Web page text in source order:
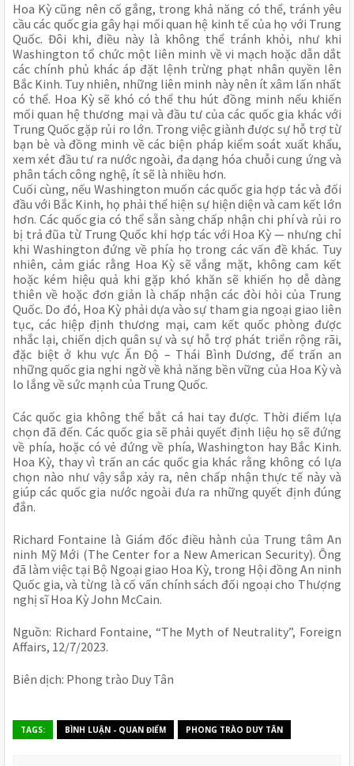
Hoa Kỳ cũng nên cố gắng, trong khả năng có thể, tránh yêu
cầu các quốc gia gây hại mối quan hệ kinh tế của họ với Trung
Quốc. Đôi khi, điều này là không thể tránh khỏi, như khi
Washington tổ chức một liên minh về vi mạch hoặc dẫn dắt
các chính phủ khác áp đặt lệnh trừng phạt nhân quyền lên
Bắc Kinh. Tuy nhiên, những liên minh này nên ít xâm lấn nhất
có thể. Hoa Kỳ sẽ khó có thể thu hút đồng minh nếu khiến
mối quan hệ thương mại và đầu tư của các quốc gia khác với
Trung Quốc gặp rủi ro lớn. Trong việc giành được sự hỗ trợ từ
bạn bè và đồng minh về các biện pháp kiểm soát xuất khẩu,
xem xét đầu tư ra nước ngoài, đa dạng hóa chuỗi cung ứng và
phân tách công nghệ, ít sẽ là nhiều hơn.
Cuối cùng, nếu Washington muốn các quốc gia hợp tác và đối
đầu với Bắc Kinh, họ phải thể hiện sự hiện diện và cam kết lớn
hơn. Các quốc gia có thể sẵn sàng chấp nhận chi phí và rủi ro
bị trả đũa từ Trung Quốc khi hợp tác với Hoa Kỳ — nhưng chỉ
khi Washington đứng về phía họ trong các vấn đề khác. Tuy
nhiên, cảm giác rằng Hoa Kỳ sẽ vắng mặt, không cam kết
hoặc kém hiệu quả khi gặp khó khăn sẽ khiến họ dễ dàng
thiên về hoặc đơn giản là chấp nhận các đòi hỏi của Trung
Quốc. Do đó, Hoa Kỳ phải dựa vào sự tham gia ngoại giao liên
tục, các hiệp định thương mại, cam kết quốc phòng được
nhắc lại, chiến dịch quân sự và sự hỗ trợ phát triển rộng rãi,
đặc biệt ở khu vực Ấn Độ – Thái Bình Dương, để trấn an
những quốc gia nghi ngờ về khả năng bền vững của Hoa Kỳ và
lo lắng về sức mạnh của Trung Quốc.
Các quốc gia không thể bắt cá hai tay được. Thời điểm lựa
chọn đã đến. Các quốc gia sẽ phải quyết định liệu họ sẽ đứng
về phía, hoặc có vẻ đứng về phía, Washington hay Bắc Kinh.
Hoa Kỳ, thay vì trấn an các quốc gia khác rằng không có lựa
chọn nào như vậy sắp xảy ra, nên chấp nhận thực tế này và
giúp các quốc gia nước ngoài đưa ra những quyết định đúng
đắn.
Richard Fontaine là Giám đốc điều hành của Trung tâm An
ninh Mỹ Mới (The Center for a New American Security). Ông
đã làm việc tại Bộ Ngoại giao Hoa Kỳ, trong Hội đồng An ninh
Quốc gia, và từng là cố vấn chính sách đối ngoại cho Thượng
nghị sĩ Hoa Kỳ John McCain.
Nguồn: Richard Fontaine, “The Myth of Neutrality”, Foreign
Affairs, 12/7/2023.
Biên dịch: Phong trào Duy Tân
TAGS: BÌNH LUẬN - QUAN ĐIỂM PHONG TRÀO DUY TÂN